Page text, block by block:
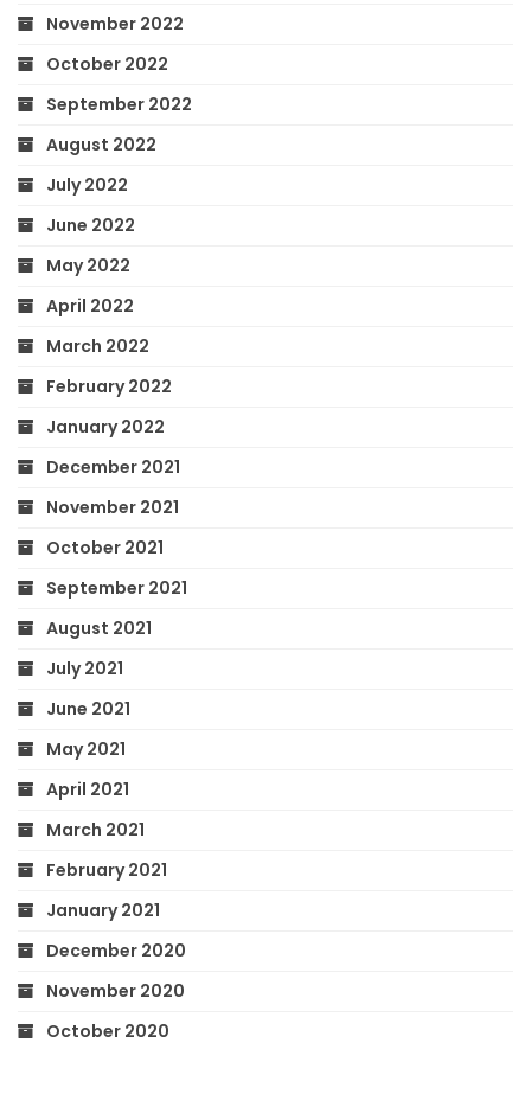
November 2022
October 2022
September 2022
August 2022
July 2022
June 2022
May 2022
April 2022
March 2022
February 2022
January 2022
December 2021
November 2021
October 2021
September 2021
August 2021
July 2021
June 2021
May 2021
April 2021
March 2021
February 2021
January 2021
December 2020
November 2020
October 2020